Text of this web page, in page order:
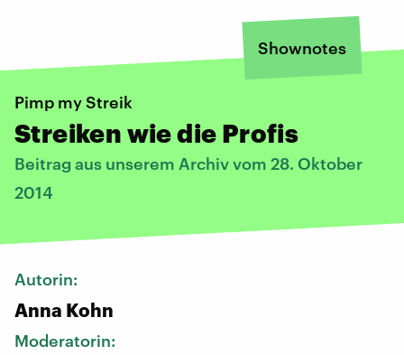
Shownotes
Pimp my Streik
Streiken wie die Profis
Beitrag aus unserem Archiv vom 28. Oktober
2014
Autorin:
Anna Kohn
Moderatorin: